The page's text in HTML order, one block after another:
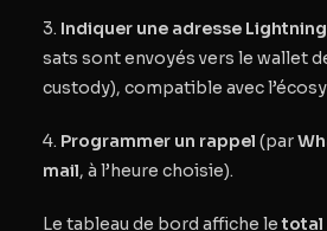
3. Indiquer une adresse
sats sont envoyés vers le wallet
custody), compatible avec
4. Programmer un rappel (par
mail, à l’heure choisie).
Le tableau de bord affiche le total